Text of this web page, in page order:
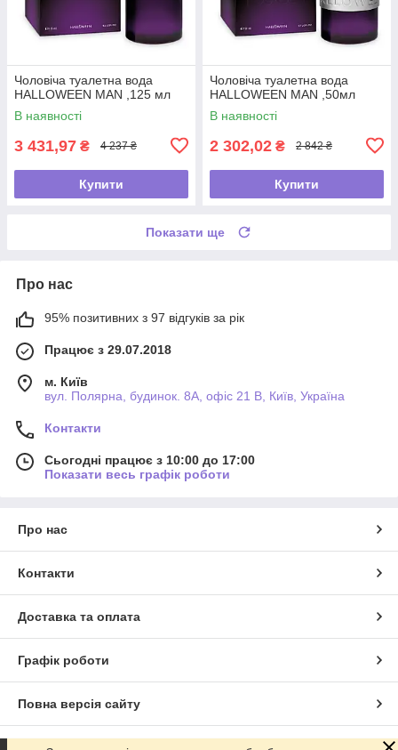
Чоловіча туалетна вода
HALLOWEEN MAN ,125 мл
В наявності
3 431,97 ₴ 4 237 ₴
Купити
Чоловіча туалетна вода
HALLOWEEN MAN ,50мл
В наявності
2 302,02 ₴ 2 842 ₴
Купити
Показати ще
Про нас
95% позитивних з 97 відгуків за рік
Працює з 29.07.2018
м. Київ
вул. Полярна, будинок. 8А, офіс 21 В, Київ, Україна
Контакти
Сьогодні працює з 10:00 до 17:00
Показати весь графік роботи
Про нас
Контакти
Доставка та оплата
Графік роботи
Повна версія сайту